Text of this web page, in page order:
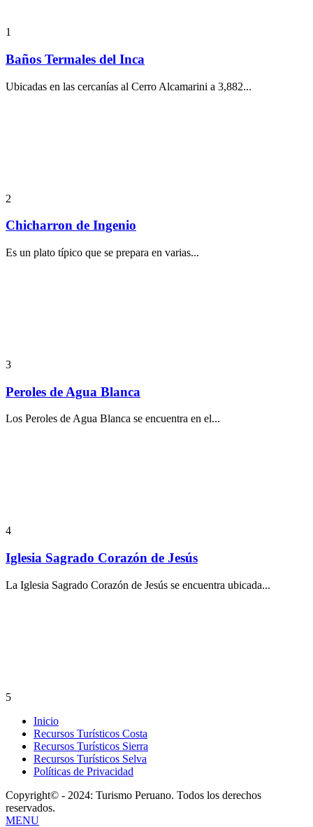
1
Baños Termales del Inca
Ubicadas en las cercanías al Cerro Alcamarini a 3,882...
2
Chicharron de Ingenio
Es un plato típico que se prepara en varias...
3
Peroles de Agua Blanca
Los Peroles de Agua Blanca se encuentra en el...
4
Iglesia Sagrado Corazón de Jesús
La Iglesia Sagrado Corazón de Jesús se encuentra ubicada...
5
Inicio
Recursos Turísticos Costa
Recursos Turísticos Sierra
Recursos Turísticos Selva
Políticas de Privacidad
Copyright© - 2024: Turismo Peruano. Todos los derechos
reservados.
MENU